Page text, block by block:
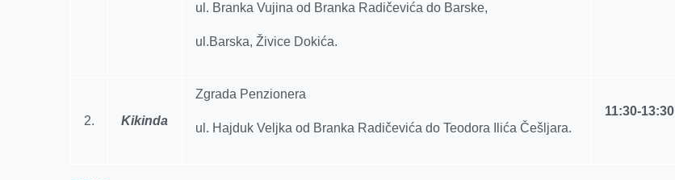
ul. Branka Vujina od Branka Radičevića do Barske,
ul.Barska, Živice Dokića.
2. Kikinda
Zgrada Penzionera
ul. Hajduk Velјka od Branka Radičevića do Teodora Ilića Češlјara.
11:30-13:30